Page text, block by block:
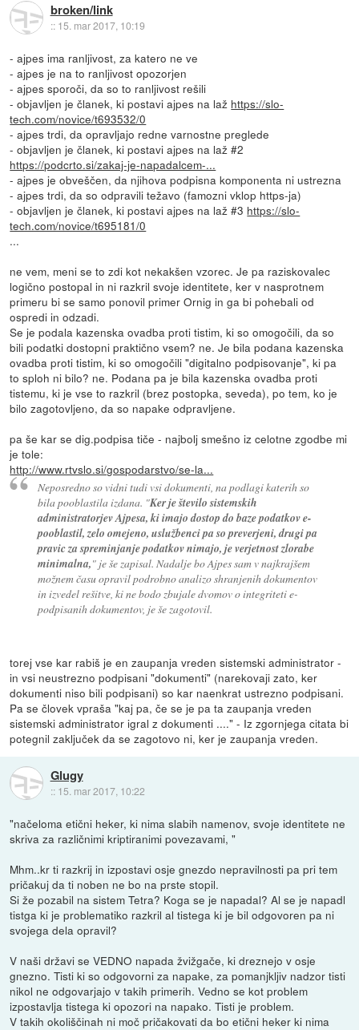
broken/link
:: 15. mar 2017, 10:19
- ajpes ima ranljivost, za katero ne ve
- ajpes je na to ranljivost opozorjen
- ajpes sporoči, da so to ranljivost rešili
- objavljen je članek, ki postavi ajpes na laž https://slo-
tech.com/novice/t693532/0
- ajpes trdi, da opravljajo redne varnostne preglede
- objavljen je članek, ki postavi ajpes na laž #2
https://podcrto.si/zakaj-je-napadalcem-...
- ajpes je obveščen, da njihova podpisna komponenta ni ustrezna
- ajpes trdi, da so odpravili težavo (famozni vklop https-ja)
- objavljen je članek, ki postavi ajpes na laž #3 https://slo-
tech.com/novice/t695181/0
...
ne vem, meni se to zdi kot nekakšen vzorec. Je pa raziskovalec
logično postopal in ni razkril svoje identitete, ker v nasprotnem
primeru bi se samo ponovil primer Ornig in ga bi pohebali od
ospredi in odzadi.
Se je podala kazenska ovadba proti tistim, ki so omogočili, da so
bili podatki dostopni praktično vsem? ne. Je bila podana kazenska
ovadba proti tistim, ki so omogočili "digitalno podpisovanje", ki pa
to sploh ni bilo? ne. Podana pa je bila kazenska ovadba proti
tistemu, ki je vse to razkril (brez postopka, seveda), po tem, ko je
bilo zagotovljeno, da so napake odpravljene.
pa še kar se dig.podpisa tiče - najbolj smešno iz celotne zgodbe mi
je tole:
http://www.rtvslo.si/gospodarstvo/se-la...
Neposredno so vidni tudi vsi dokumenti, na podlagi katerih so
bila pooblastila izdana. "Ker je število sistemskih
administratorjev Ajpesa, ki imajo dostop do baze podatkov e-
pooblastil, zelo omejeno, uslužbenci pa so preverjeni, drugi pa
pravic za spreminjanje podatkov nimajo, je verjetnost zlorabe
minimalna," je še zapisal. Nadalje bo Ajpes sam v najkrajšem
možnem času opravil podrobno analizo shranjenih dokumentov
in izvedel rešitve, ki ne bodo zbujale dvomov o integriteti e-
podpisanih dokumentov, je še zagotovil.
torej vse kar rabiš je en zaupanja vreden sistemski administrator -
in vsi neustrezno podpisani "dokumenti" (narekovaji zato, ker
dokumenti niso bili podpisani) so kar naenkrat ustrezno podpisani.
Pa se človek vpraša "kaj pa, če se je pa ta zaupanja vreden
sistemski administrator igral z dokumenti ...." - Iz zgornjega citata bi
potegnil zaključek da se zagotovo ni, ker je zaupanja vreden.
Glugy
:: 15. mar 2017, 10:22
"načeloma etični heker, ki nima slabih namenov, svoje identitete ne
skriva za različnimi kriptiranimi povezavami, "
Mhm..kr ti razkrij in izpostavi osje gnezdo nepravilnosti pa pri tem
pričakuj da ti noben ne bo na prste stopil.
Si že pozabil na sistem Tetra? Koga se je napadal? Al se je napadl
tistga ki je problematiko razkril al tistega ki je bil odgovoren pa ni
svojega dela opravil?
V naši državi se VEDNO napada žvižgače, ki dreznejo v osje
gnezno. Tisti ki so odgovorni za napake, za pomanjkljiv nadzor tisti
nikol ne odgovarjajo v takih primerih. Vedno se kot problem
izpostavlja tistega ki opozori na napako. Tisti je problem.
V takih okoliščinah ni moč pričakovati da bo etični heker ki nima